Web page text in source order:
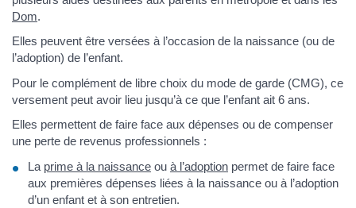
Dom.
Elles peuvent être versées à l’occasion de la naissance (ou de
l’adoption) de l’enfant.
Pour le complément de libre choix du mode de garde (CMG), ce
versement peut avoir lieu jusqu’à ce que l’enfant ait 6 ans.
Elles permettent de faire face aux dépenses ou de compenser
une perte de revenus professionnels :
La prime à la naissance ou à l’adoption permet de faire face
aux premières dépenses liées à la naissance ou à l’adoption
d’un enfant et à son entretien.